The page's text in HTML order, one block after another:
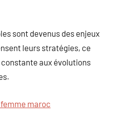
sont devenus des enjeux
leurs stratégies, ce
aux évolutions
maroc